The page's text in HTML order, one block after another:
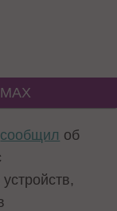
сообщил об